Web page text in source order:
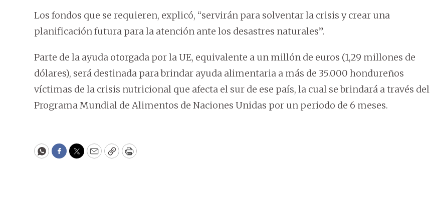
Los fondos que se requieren, explicó, “servirán para solventar la crisis y crear una
planificación futura para la atención ante los desastres naturales”.
Parte de la ayuda otorgada por la UE, equivalente a un millón de euros (1,29 millones de
dólares), será destinada para brindar ayuda alimentaria a más de 35.000 hondureños
víctimas de la crisis nutricional que afecta el sur de ese país, la cual se brindará a través del
Programa Mundial de Alimentos de Naciones Unidas por un periodo de 6 meses.
WhatsApp
Facebook
Twitter
EmailCopyPrint